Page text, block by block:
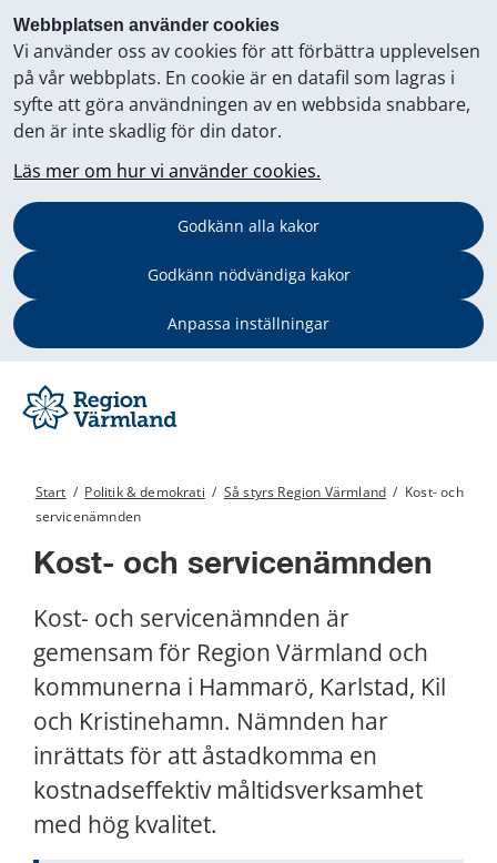
Webbplatsen använder cookies
Vi använder oss av cookies för att förbättra upplevelsen
på vår webbplats. En cookie är en datafil som lagras i
syfte att göra användningen av en webbsida snabbare,
den är inte skadlig för din dator.
Läs mer om hur vi använder cookies.
Godkänn alla kakor
Godkänn nödvändiga kakor
Anpassa inställningar
Start / Politik & demokrati / Så styrs Region Värmland / Kost- och
servicenämnden
Kost- och servicenämnden
Kost- och servicenämnden är
gemensam för Region Värmland och
kommunerna i Hammarö, Karlstad, Kil
och Kristinehamn. Nämnden har
inrättats för att åstadkomma en
kostnadseffektiv måltidsverksamhet
med hög kvalitet.